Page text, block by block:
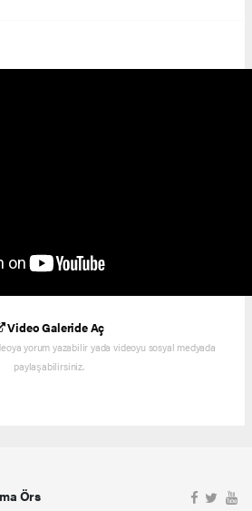
Video Galeride Aç
yorum yazabilir yada videoyu sosyal medyada
paylaşabilirsiniz.
Örs